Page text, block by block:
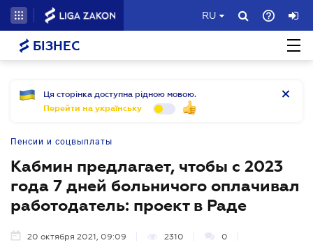
RU
БІЗНЕС
Ця сторінка доступна рідною мовою.
Перейти на українську
Пенсии и соцвыплаты
Кабмин предлагает, чтобы с 2023
года 7 дней больничого оплачивал
работодатель: проект в Раде
20 октября 2021, 09:09 2310 0